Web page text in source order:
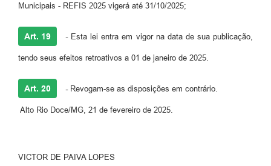
Municipais - REFIS 2025 vigerá até 31/10/2025;
Art. 19 -Esta lei entra em vigor na data de sua publicação,
tendo seus efeitos retroativos a 01 de janeiro de 2025.
Art. 20 -Revogam-se as disposições em contrário.
Alto Rio Doce/MG, 21 de fevereiro de 2025.
VICTOR DE PAIVA LOPES